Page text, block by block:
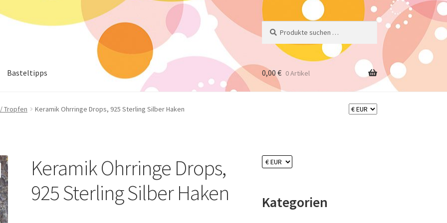
nach:
Basteltipps 0,00 € 0 Artikel
Tropfen Keramik Ohrringe Drops, 925 Sterling Silber Haken
Keramik Ohrringe Drops,
925 Sterling Silber Haken
Kategorien